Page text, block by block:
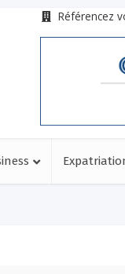
Référencez